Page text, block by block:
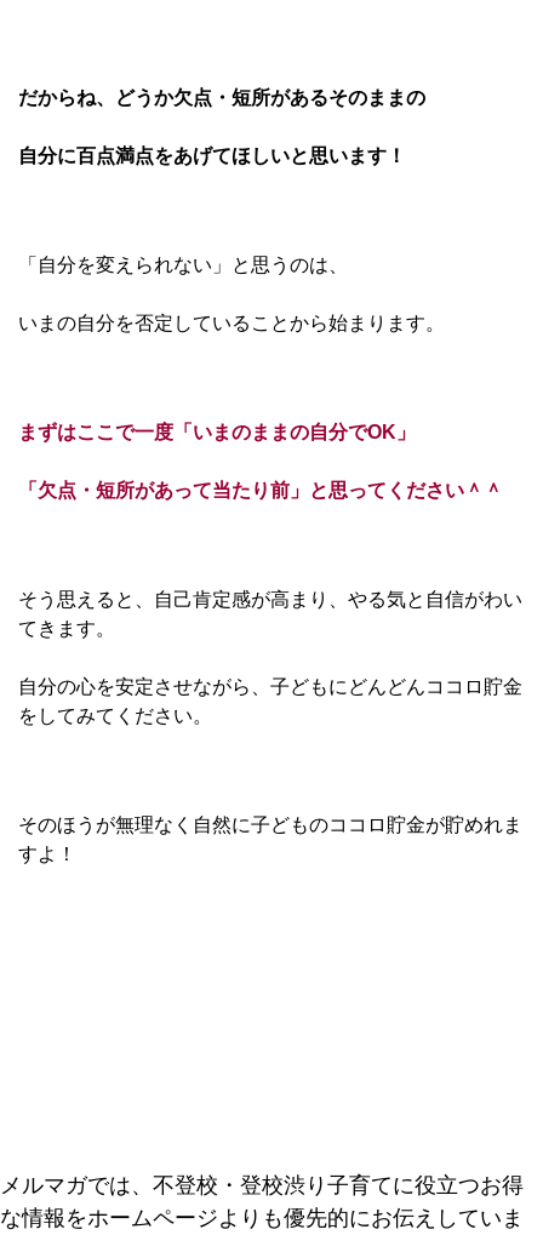
だからね、どうか欠点・短所があるそのままの
自分に百点満点をあげてほしいと思います！
「自分を変えられない」と思うのは、
いまの自分を否定していることから始まります。
まずはここで一度「いまのままの自分でOK」
「欠点・短所があって当たり前」 と思ってください＾＾
そう思えると、自己肯定感が高まり、やる気と自信がわい
てきます。
自分の心を安定させながら、 子どもにどんどんココロ貯金
をしてみてください。
そのほうが無理なく自然に子どものココロ貯金が貯めれま
すよ！
メルマガでは、不登校・登校渋り子育てに役立つお得
な情報をホームページよりも優先的にお伝えしていま